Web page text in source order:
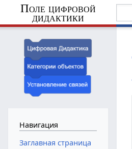
Поле цифровой
дидактики
Навигация
Заглавная страница